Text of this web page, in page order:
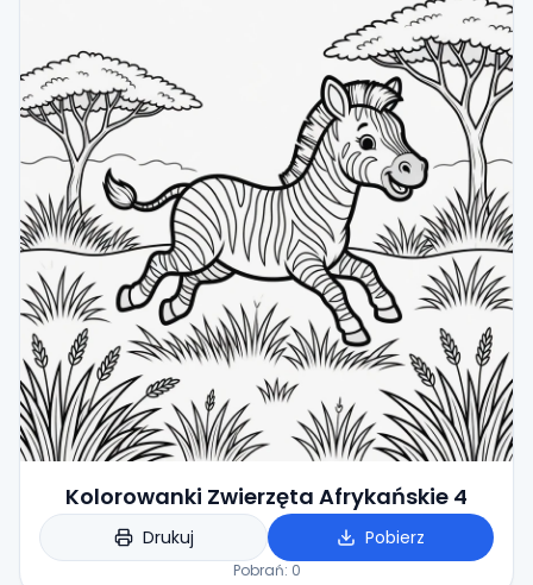
Kolorowanki Zwierzęta Afrykańskie 4
Drukuj Pobierz
Pobrań: 0